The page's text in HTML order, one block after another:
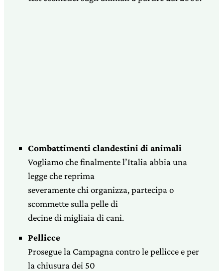
Combattimenti clandestini di animali
Vogliamo che finalmente l’Italia abbia una
legge che reprima
severamente chi organizza, partecipa o
scommette sulla pelle di
decine di migliaia di cani.
Pellicce
Prosegue la Campagna contro le pellicce e per
la chiusura dei 50